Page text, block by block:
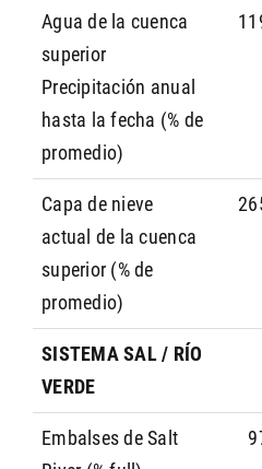
Agua de la cuenca
superior
Precipitación anual
hasta la fecha (% de
promedio)
Capa de nieve
actual de la cuenca
superior (% de
promedio)
SISTEMA SAL / RÍO
VERDE
Embalses de Salt